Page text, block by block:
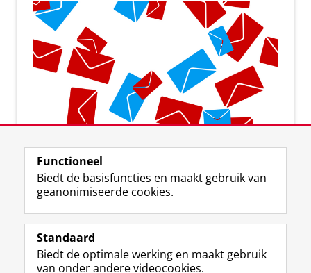
Aanmelden voor de nieuwsbrief
Volg ons op
a
c
n
s
i
o
Functioneel
Biedt de basisfuncties en maakt gebruik van
geanonimiseerde cookies.
Standaard
Biedt de optimale werking en maakt gebruik
van onder andere videocookies.